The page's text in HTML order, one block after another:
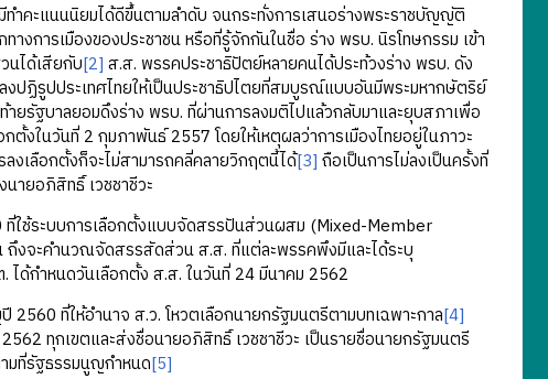
ะแนนนิยมได้ดีขึ้นตามลำดับ จนกระทั่งการเสนอร่างพระราชบัญญัติ
งการเมืองของประชาชน หรือที่รู้จักกันในชื่อ ร่าง พรบ. นิรโทษกรรม เข้า
นได้เสียกับ[2] ส.ส. พรรคประชาธิปัตย์หลายคนได้ประท้วงร่าง พรบ. ดัง
ปฏิรูปประเทศไทยให้เป็นประชาธิปไตยที่สมบูรณ์แบบอันมีพระมหากษัตริย์
ยรัฐบาลยอมดึงร่าง พรบ. ที่ผ่านการลงมติไปแล้วกลับมาและยุบสภาเพื่อ
งในวันที่ 2 กุมภาพันธ์ 2557 โดยให้เหตุผลว่าการเมืองไทยอยู่ในภาวะ
งเลือกตั้งก็จะไม่สามารถคลี่คลายวิกฤตนี้ได้[3] ถือเป็นการไม่ลงเป็นครั้งที่
ายอภิสิทธิ์ เวชชาชีวะ
ช้ระบบการเลือกตั้งแบบจัดสรรปันส่วนผสม (Mixed-Member
งจะคำนวณจัดสรรสัดส่วน ส.ส. ที่แต่ละพรรคพึงมีและได้ระบุ
ได้กำหนดวันเลือกตั้ง ส.ส. ในวันที่ 24 มีนาคม 2562
ที่ให้อำนาจ ส.ว. โหวตเลือกนายกรัฐมนตรีตามบทเฉพาะกาล[4]
ทุกเขตและส่งชื่อนายอภิสิทธิ์ เวชชาชีวะ เป็นรายชื่อนายกรัฐมนตรี
มที่รัฐธรรมนูญกำหนด[5]